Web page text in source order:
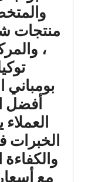
منتجات
،
بومباني
أفضل
الخبرات
مع